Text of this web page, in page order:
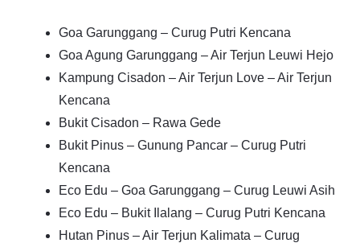
Goa Garunggang – Curug Putri Kencana
Goa Agung Garunggang – Air Terjun Leuwi Hejo
Kampung Cisadon – Air Terjun Love – Air Terjun
Kencana
Bukit Cisadon – Rawa Gede
Bukit Pinus – Gunung Pancar – Curug Putri
Kencana
Eco Edu – Goa Garunggang – Curug Leuwi Asih
Eco Edu – Bukit Ilalang – Curug Putri Kencana
Hutan Pinus – Air Terjun Kalimata – Curug